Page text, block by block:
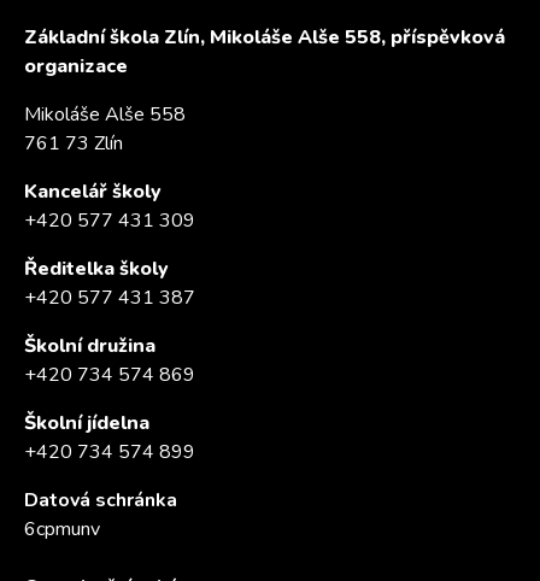
Základní škola Zlín, Mikoláše Alše 558, příspěvková
organizace
Mikoláše Alše 558
761 73 Zlín
Kancelář školy
+420 577 431 309
Ředitelka školy
+420 577 431 387
Školní družina
+420 734 574 869
Školní jídelna
+420 734 574 899
Datová schránka
6cpmunv